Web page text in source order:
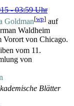
- 03:59 Uhr
Goldman[wp] auf
Waldheim
Vorort von Chicago.
vom 11.
von
Blätter